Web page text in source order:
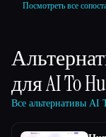
Посмотреть все
дляAI To
Все альтернативы AI